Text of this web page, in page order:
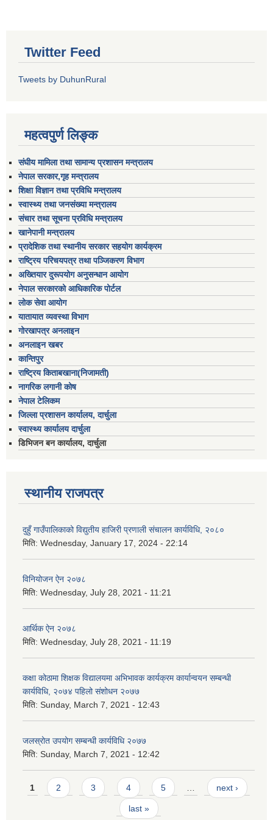
Twitter Feed
Tweets by DuhunRural
महत्वपुर्ण लिङ्क
संघीय मामिला तथा सामान्य प्रशासन मन्त्रालय
नेपाल सरकार,गृह मन्त्रालय
शिक्षा विज्ञान तथा प्रविधि मन्त्रालय
स्वास्थ्य तथा जनसंख्या मन्त्रालय
संचार तथा सूचना प्रविधि मन्त्रालय
खानेपानी मन्त्रालय
प्रादेशिक तथा स्थानीय सरकार सहयोग कार्यक्रम
राष्ट्रिय परिचयपत्र तथा पञ्जिकरण विभाग
अख्तियार दुरूपयोग अनुसन्धान आयोग
नेपाल सरकारको आधिकारिक पोर्टल
लोक सेवा आयोग
यातायात व्यवस्था विभाग
गोरखापत्र अनलाइन
अनलाइन खबर
कान्तिपुर
राष्ट्रिय किताबखाना(निजामती)
नागरिक लगानी कोष
नेपाल टेलिकम
जिल्ला प्रशासन कार्यालय, दार्चुला
स्वास्थ्य कार्यालय दार्चुला
डिभिजन बन कार्यालय, दार्चुला
स्थानीय राजपत्र
दुहुँ गाउँपालिकाको विद्युतीय हाजिरी प्रणाली संचालन कार्यविधि, २०८०
मिति: Wednesday, January 17, 2024 - 22:14
विनियोजन ऐन २०७८
मिति: Wednesday, July 28, 2021 - 11:21
आर्थिक ऐन २०७८
मिति: Wednesday, July 28, 2021 - 11:19
कक्षा कोठामा शिक्षक विद्यालयमा अभिभावक कार्यक्रम कार्यान्वयन सम्बन्धी
कार्यविधि, २०७४ पहिलो संशोधन २०७७
मिति: Sunday, March 7, 2021 - 12:43
जलस्रोत उपयोग सम्बन्धी कार्यविधि २०७७
मिति: Sunday, March 7, 2021 - 12:42
Pages
1 2 3 4 5 next ›
last »